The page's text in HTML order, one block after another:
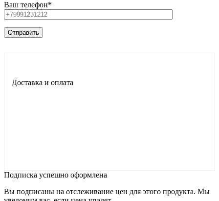
Ваш телефон*
Доставка и оплата
Подписка успешно оформлена
Вы подписаны на отслеживание цен для этого продукта. Мы